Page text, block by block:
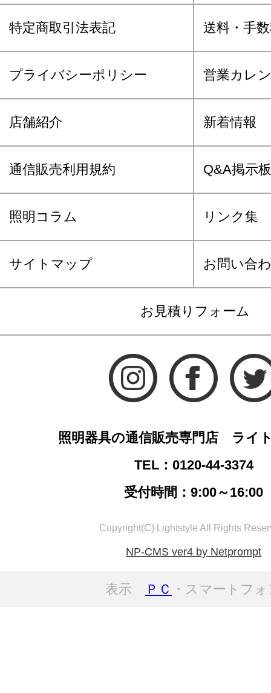
特定商取引法表記 送料・手
プライバシーポリシー 営業カレ
店舗紹介 新着情報
通信販売利用規約 Q&A掲示板
照明コラム リンク集
サイトマップ お問い合
お見積りフォーム
照明器具の通信販売専門店 ライ
TEL：0120-44-3374
受付時間：9:00～16:00
Copyright(C) Lightstyle All Rights
NP-CMS ver4 by Netprompt
表示 ＰＣ ・スマートフ